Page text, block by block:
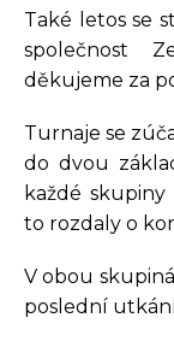
Také letos se
společnost
děkujeme za
Turnaje se
do dvou
každé
to rozdaly o
V obou
poslední